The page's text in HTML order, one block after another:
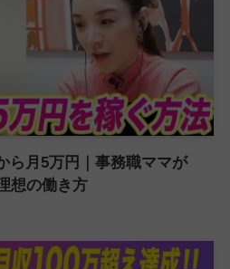
ら月5万円｜事務職ママが
想の働き方